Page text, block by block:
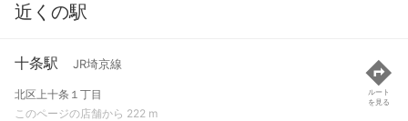
近くの駅
十条駅 JR埼京線
北区上十条１丁目
このページの店舗から 222 m
ルート
を見る